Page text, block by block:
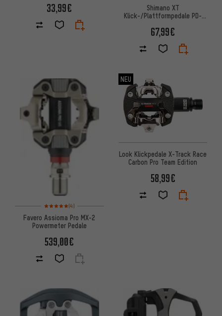
33,99€
Shimano XT
Klick-/Plattformpedale PD-
67,99€
Bewertungen: 5 von 5 basierend auf 4 Bewertungen
(4)
Favero Assioma Pro MX-2
Powermeter Pedale
539,00€
NEU
Look Klickpedale X-Track Race
Carbon Pro Team Edition
58,99€